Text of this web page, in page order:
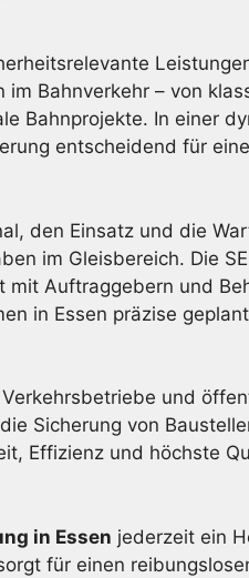
Bahnverkehr – von
Bahnprojekte. In einer
entscheidend für
den Einsatz und die
im Gleisbereich. Die
Auftraggebern und
in Essen präzise
und
Sicherung von
Effizienz und höchste
in Essen jederzeit ein
für einen